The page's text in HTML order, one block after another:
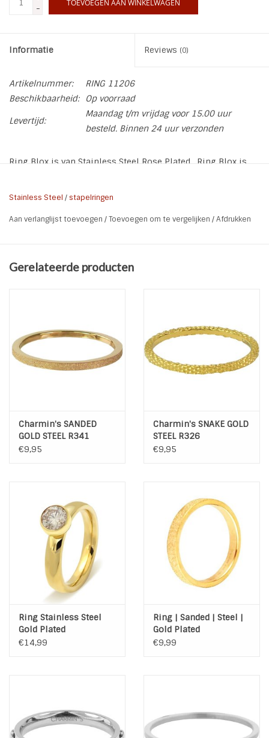
-
TOEVOEGEN AAN WINKELWAGEN
Informatie Reviews (0)
Artikelnummer:
RING 11206
Beschikbaarheid:
Op voorraad
Levertijd:
Maandag t/m vrijdag voor 15.00 uur
besteld. Binnen 24 uur verzonden
Ring Blox is van Stainless Steel Rose Plated. Ring Blox is
los dragen.
* Materiaal: Stainless Steel Rose Plated
Stainless Steel /stapelringen
Aan verlanglijst toevoegen /Toevoegen om te vergelijken /Afdrukken
Gerelateerde producten
Charmin's SANDED
GOLD STEEL R341
€9,95
Charmin's SNAKE GOLD
STEEL R326
€9,95
Ring Stainless Steel
Gold Plated
€14,99
Ring | Sanded | Steel |
Gold Plated
€9,99